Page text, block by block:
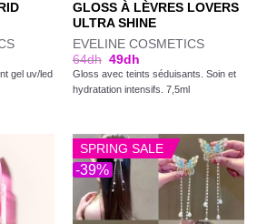
gel uv/led
GLOSS À LÈVRES LOVERS
ULTRA SHINE
EVELINE COSMETICS
64dh 49dh
Gloss avec teints séduisants. Soin et
hydratation intensifs. 7,5ml
-39%
SPRING SALE